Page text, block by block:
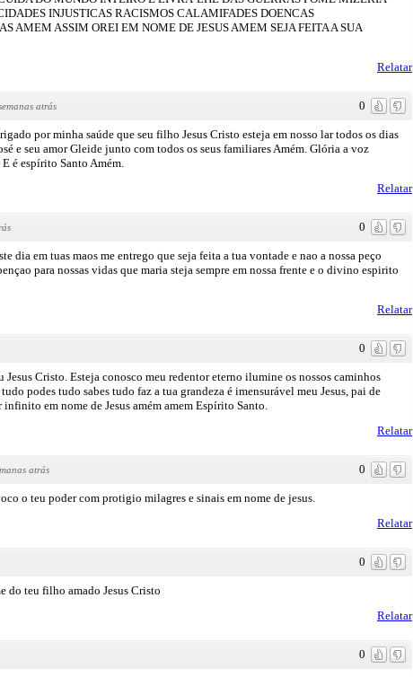
INJUSTICAS RACISMOS CALAMIFADES DOENCAS
AMEM ASSIM OREI EM NOME DE JESUS AMEM SEJA FEITA A SUA
Relatar
0
atrás
por minha saúde que seu filho Jesus Cristo esteja em nosso lar todos os dias
e seu amor Gleide junto com todos os seus familiares Amém. Glória a voz
é espírito Santo Amém.
Relatar
0
dia em tuas maos me entrego que seja feita a tua vontade e nao a nossa peço
para nossas vidas que maria steja sempre em nossa frente e o divino espirito
Relatar
0
Jesus Cristo. Esteja conosco meu redentor eterno ilumine os nossos caminhos
podes tudo sabes tudo faz a tua grandeza é imensurável meu Jesus, pai de
infinito em nome de Jesus amém amem Espírito Santo.
Relatar
0
atrás
o teu poder com protigio milagres e sinais em nome de jesus.
Relatar
0
do teu filho amado Jesus Cristo
Relatar
0